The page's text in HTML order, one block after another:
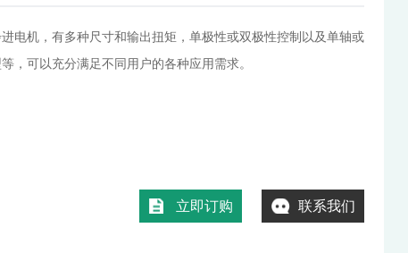
电机，有多种尺寸和输出扭矩，单极性或双极性控制以及单轴或
，可以充分满足不同用户的各种应用需求。
立即订购 联系我们